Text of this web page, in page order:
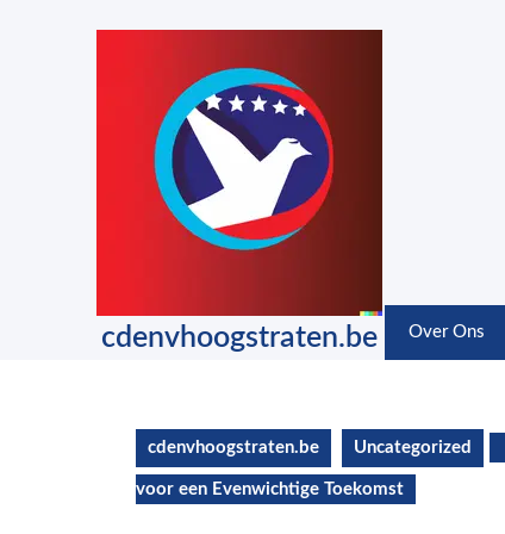
cdenvhoogstraten.be Over Ons
cdenvhoogstraten.be Uncategorized
voor een Evenwichtige Toekomst